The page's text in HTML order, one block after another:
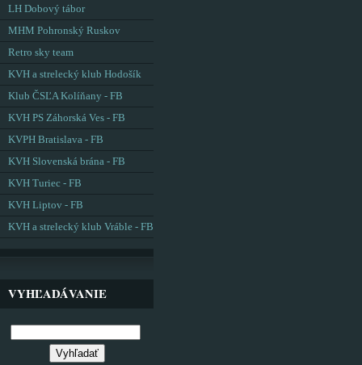
LH Dobový tábor
MHM Pohronský Ruskov
Retro sky team
KVH a strelecký klub Hodošík
Klub ČSĽA Kolíňany - FB
KVH PS Záhorská Ves - FB
KVPH Bratislava - FB
KVH Slovenská brána - FB
KVH Turiec - FB
KVH Liptov - FB
KVH a strelecký klub Vráble - FB
VYHĽADÁVANIE